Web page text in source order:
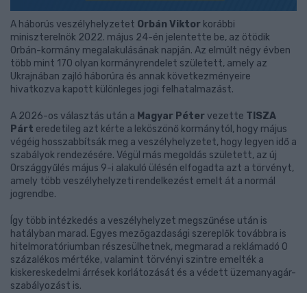
A háborús veszélyhelyzetet Orbán Viktor korábbi
miniszterelnök 2022. május 24-én jelentette be, az ötödik
Orbán-kormány megalakulásának napján. Az elmúlt négy évben
több mint 170 olyan kormányrendelet született, amely az
Ukrajnában zajló háborúra és annak következményeire
hivatkozva kapott különleges jogi felhatalmazást.
A 2026-os választás után a Magyar Pétervezette TISZA
Párt eredetileg azt kérte a leköszönő kormánytól, hogy május
végéig hosszabbítsák meg a veszélyhelyzetet, hogy legyen idő a
szabályok rendezésére. Végül más megoldás született, az új
Országgyűlés május 9-i alakuló ülésén elfogadta azt a törvényt,
amely több veszélyhelyzeti rendelkezést emelt át a normál
jogrendbe.
Így több intézkedés a veszélyhelyzet megszűnése után is
hatályban marad. Egyes mezőgazdasági szereplők továbbra is
hitelmoratóriumban részesülhetnek, megmarad a reklámadó 0
százalékos mértéke, valamint törvényi szintre emelték a
kiskereskedelmi árrések korlátozását és a védett üzemanyagár-
szabályozást is.